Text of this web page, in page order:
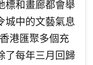
標和畫廊都會舉
城中的文藝氣息
港匯聚多個充
了每年三月回歸